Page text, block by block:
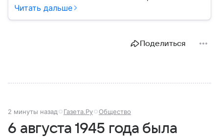
огромную часть Северной Америки и обладает
Канада на карте мира, какое там политическое
Читать дальше
Поделиться
2 минуты назад Газета.Ру Общество
6 августа 1945 года была